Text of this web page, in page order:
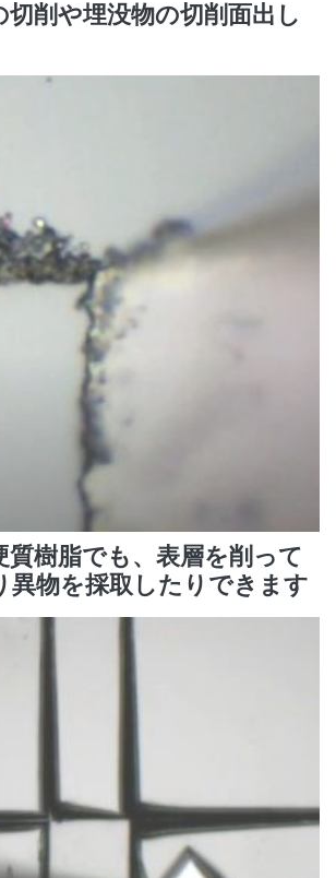
切削や埋没物の切削面出し
質樹脂でも、表層を削って
異物を採取したりできます